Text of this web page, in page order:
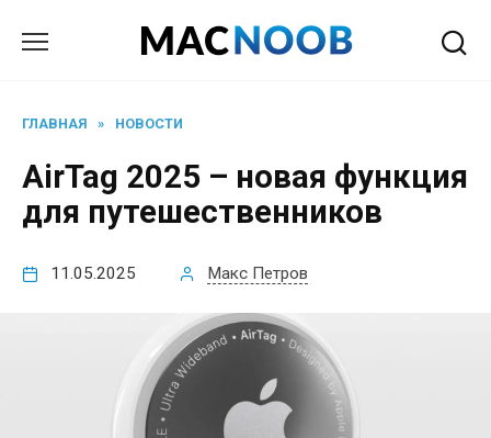
ГЛАВНАЯ » НОВОСТИ
AirTag 2025 – новая функция
для путешественников
11.05.2025 Макс Петров